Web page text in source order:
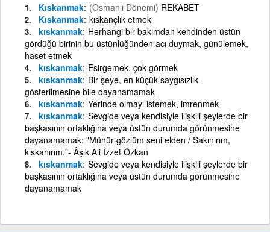
Kıskanmak (Osmanlı Dönemi) REKABET
Kıskanmak kıskançlık etmek
kıskanmak Herhangi bir bakımdan kendinden üstün
gördüğü birinin bu üstünlüğünden acı duymak, günülemek,
haset etmek
kıskanmak Esirgemek, çok görmek
kıskanmak Bir şeye, en küçük saygısızlık
gösterilmesine bile dayanamamak
kıskanmak Yerinde olmayı istemek, imrenmek
kıskanmak Sevgide veya kendisiyle ilişkili şeylerde bir
başkasının ortaklığına veya üstün durumda görünmesine
dayanamamak: "Mühür gözlüm seni elden / Sakınırım,
kıskanırım."- Âşık Ali İzzet Özkan
kıskanmak Sevgide veya kendisiyle ilişkili şeylerde bir
başkasının ortaklığına veya üstün durumda görünmesine
dayanamamak